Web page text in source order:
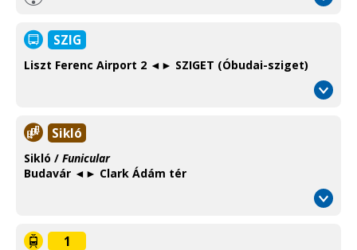
SZIG
Liszt Ferenc Airport 2 ◄► SZIGET (Óbudai-sziget)
Sikló
Sikló / Funicular
Budavár ◄► Clark Ádám tér
1